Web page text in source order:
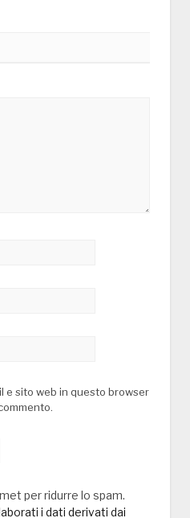
e sito web in questo browser
per ridurre lo spam.
i dati derivati dai